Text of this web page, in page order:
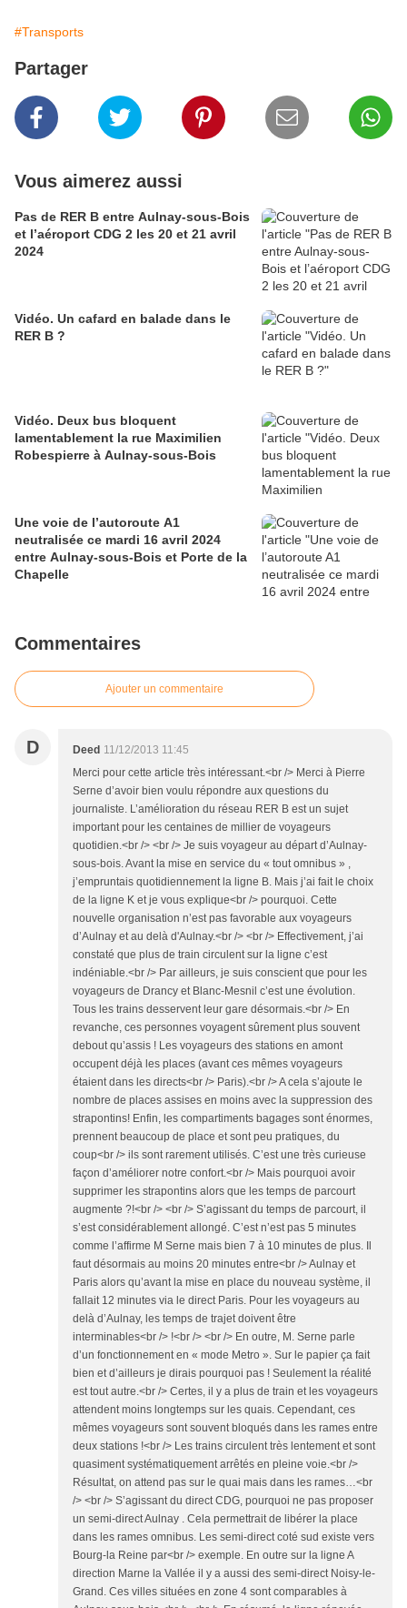
#Transports
Partager
Vous aimerez aussi
Pas de RER B entre Aulnay-sous-Bois
et l’aéroport CDG 2 les 20 et 21 avril
2024
Vidéo. Un cafard en balade dans le
RER B ?
Vidéo. Deux bus bloquent
lamentablement la rue Maximilien
Robespierre à Aulnay-sous-Bois
Une voie de l’autoroute A1
neutralisée ce mardi 16 avril 2024
entre Aulnay-sous-Bois et Porte de la
Chapelle
Commentaires
Ajouter un commentaire
D Deed 11/12/2013 11:45
Merci pour cette article très intéressant.<br /> Merci à Pierre
Serne d’avoir bien voulu répondre aux questions du
journaliste. L’amélioration du réseau RER B est un sujet
important pour les centaines de millier de voyageurs
quotidien.<br /> <br /> Je suis voyageur au départ d’Aulnay-
sous-bois. Avant la mise en service du « tout omnibus » ,
j’empruntais quotidiennement la ligne B. Mais j’ai fait le choix
de la ligne K et je vous explique<br /> pourquoi. Cette
nouvelle organisation n’est pas favorable aux voyageurs
d’Aulnay et au delà d'Aulnay.<br /> <br /> Effectivement, j’ai
constaté que plus de train circulent sur la ligne c’est
indéniable.<br /> Par ailleurs, je suis conscient que pour les
voyageurs de Drancy et Blanc-Mesnil c’est une évolution.
Tous les trains desservent leur gare désormais.<br /> En
revanche, ces personnes voyagent sûrement plus souvent
debout qu’assis ! Les voyageurs des stations en amont
occupent déjà les places (avant ces mêmes voyageurs
étaient dans les directs<br /> Paris).<br /> A cela s’ajoute le
nombre de places assises en moins avec la suppression des
strapontins! Enfin, les compartiments bagages sont énormes,
prennent beaucoup de place et sont peu pratiques, du
coup<br /> ils sont rarement utilisés. C’est une très curieuse
façon d’améliorer notre confort.<br /> Mais pourquoi avoir
supprimer les strapontins alors que les temps de parcourt
augmente ?!<br /> <br /> S’agissant du temps de parcourt, il
s’est considérablement allongé. C’est n’est pas 5 minutes
comme l’affirme M Serne mais bien 7 à 10 minutes de plus. Il
faut désormais au moins 20 minutes entre<br /> Aulnay et
Paris alors qu’avant la mise en place du nouveau système, il
fallait 12 minutes via le direct Paris. Pour les voyageurs au
delà d’Aulnay, les temps de trajet doivent être
interminables<br /> !<br /> <br /> En outre, M. Serne parle
d’un fonctionnement en « mode Metro ». Sur le papier ça fait
bien et d’ailleurs je dirais pourquoi pas ! Seulement la réalité
est tout autre.<br /> Certes, il y a plus de train et les voyageurs
attendent moins longtemps sur les quais. Cependant, ces
mêmes voyageurs sont souvent bloqués dans les rames entre
deux stations !<br /> Les trains circulent très lentement et sont
quasiment systématiquement arrêtés en pleine voie.<br />
Résultat, on attend pas sur le quai mais dans les rames…<br
/> <br /> S’agissant du direct CDG, pourquoi ne pas proposer
un semi-direct Aulnay . Cela permettrait de libérer la place
dans les rames omnibus. Les semi-direct coté sud existe vers
Bourg-la Reine par<br /> exemple. En outre sur la ligne A
direction Marne la Vallée il y a aussi des semi-direct Noisy-le-
Grand. Ces villes situées en zone 4 sont comparables à